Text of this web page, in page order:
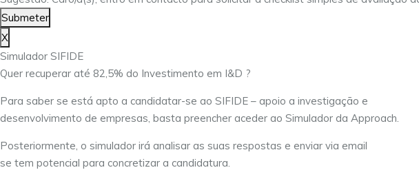
Submeter
X
Simulador SIFIDE
Quer recuperar até 82,5% do Investimento em I&D ?
Para saber se está apto a candidatar-se ao SIFIDE – apoio a investigação e
desenvolvimento de empresas, basta preencher aceder ao Simulador da Approach.
Posteriormente, o simulador irá analisar as suas respostas e enviar via email
se tem potencial para concretizar a candidatura.